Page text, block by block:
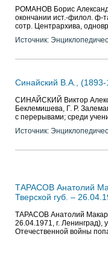
РОМАНОВ Борис
окончании ист.-филол. ф-
сотр. Центрархива,
Источник:
Синайский В.А., (1893-
СИНАЙСКИЙ Виктор
Беклемишева, Г. Р.
с перерывами; среди
Источник:
ТАРАСОВ Анатолий
Тверской губ. –
ТАРАСОВ Анатолий
26.04.1971, г.
Отечественной войны